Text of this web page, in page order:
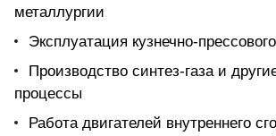
металлургии
Эксплуатация кузнечно-
Производство синтез-газа и
процессы
Работа двигателей внутреннего